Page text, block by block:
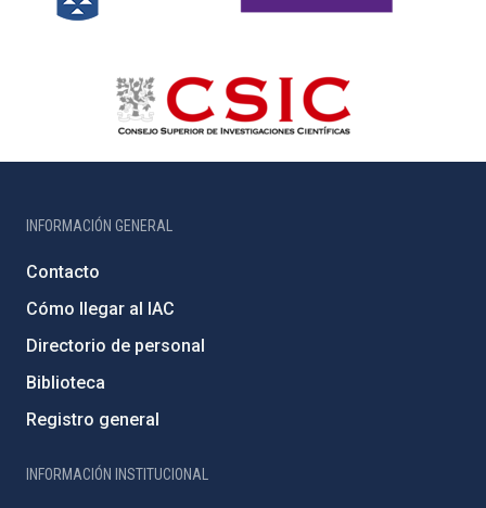
INFORMACIÓN GENERAL
Contacto
Cómo llegar al IAC
Directorio de personal
Biblioteca
Registro general
INFORMACIÓN INSTITUCIONAL